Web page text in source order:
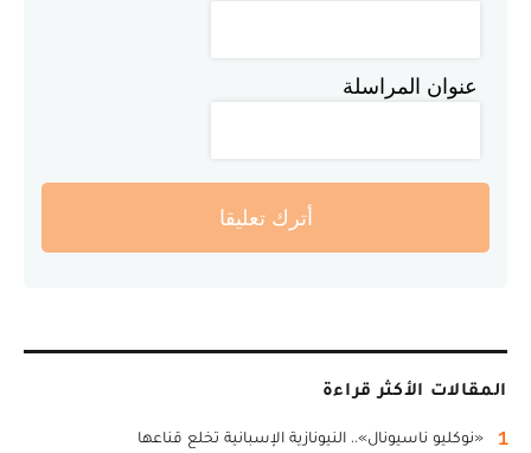
عنوان المراسلة
أترك تعليقا
المقالات الأكثر قراءة
1 «نوكليو ناسيونال».. النيونازية الإسبانية تخلع قناعها